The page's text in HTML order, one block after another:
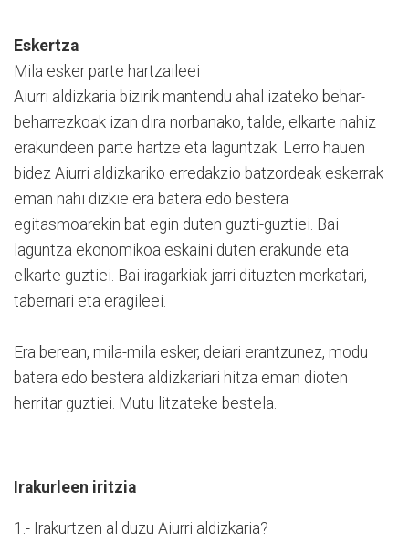
Eskertza
Mila esker parte hartzaileei
Aiurri aldizkaria bizirik mantendu ahal izateko behar-
beharrezkoak izan dira norbanako, talde, elkarte nahiz
erakundeen parte hartze eta laguntzak. Lerro hauen
bidez Aiurri aldizkariko erredakzio batzordeak eskerrak
eman nahi dizkie era batera edo bestera
egitasmoarekin bat egin duten guzti-guztiei. Bai
laguntza ekonomikoa eskaini duten erakunde eta
elkarte guztiei. Bai iragarkiak jarri dituzten merkatari,
tabernari eta eragileei.
Era berean, mila-mila esker, deiari erantzunez, modu
batera edo bestera aldizkariari hitza eman dioten
herritar guztiei. Mutu litzateke bestela.
Irakurleen iritzia
1.- Irakurtzen al duzu Aiurri aldizkaria?